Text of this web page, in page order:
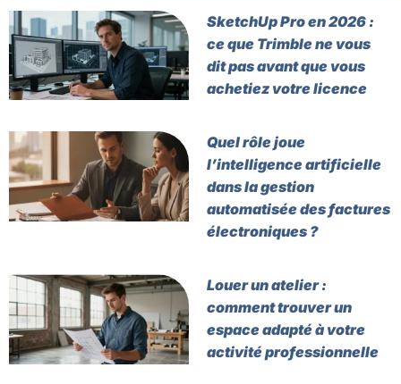
SketchUp Pro en 2026 :
ce que Trimble ne vous
dit pas avant que vous
achetiez votre licence
Quel rôle joue
l’intelligence artificielle
dans la gestion
automatisée des factures
électroniques ?
Louer un atelier :
comment trouver un
espace adapté à votre
activité professionnelle